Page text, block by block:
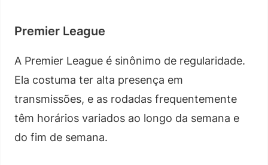
Premier League
A Premier League é sinônimo de regularidade.
Ela costuma ter alta presença em
transmissões, e as rodadas frequentemente
têm horários variados ao longo da semana e
do fim de semana.